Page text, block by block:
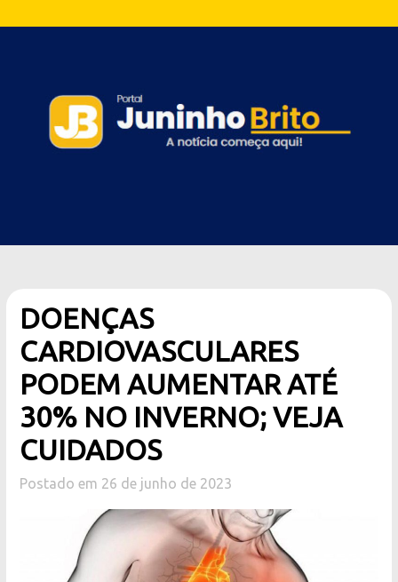
DOENÇAS
CARDIOVASCULARES
PODEM AUMENTAR ATÉ
30% NO INVERNO; VEJA
CUIDADOS
Postado em 26 de junho de 2023